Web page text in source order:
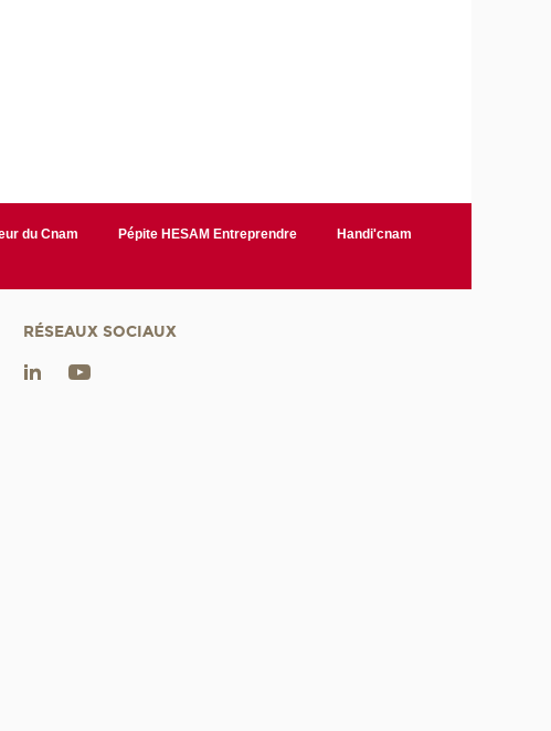
du Cnam Pépite HESAM Entreprendre
Handi'cnam
RÉSEAUX SOCIAUX